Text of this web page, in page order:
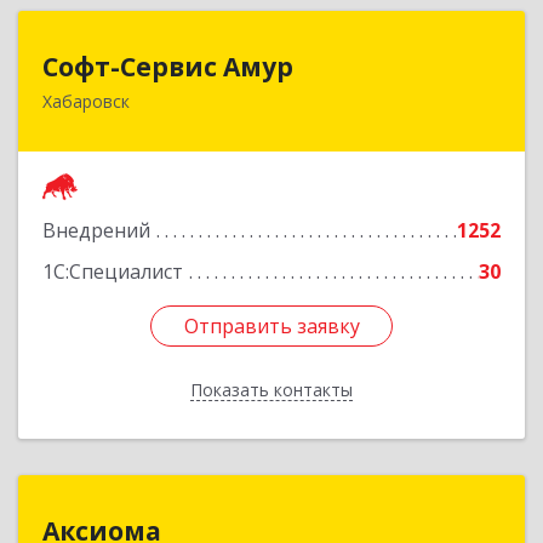
Софт-Сервис Амур
Хабаровск
Внедрений
1252
1С:Специалист
30
Отправить заявку
Показать контакты
680000, Хабаровский край, Хабаровск г,
Отправить заявку
Назад
Аксиома